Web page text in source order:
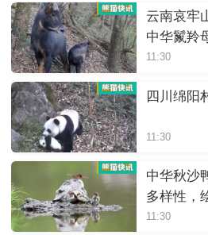
云南哀牢
中华鬣羚
11:30
四川绵阳
11:30
中华秋沙
多样性，
卷
11:30